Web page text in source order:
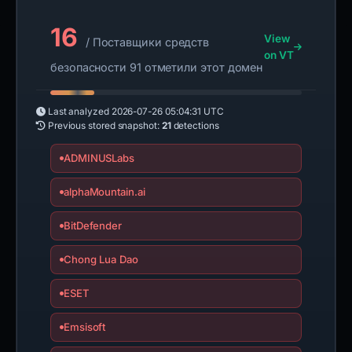
16
/ Поставщики средств
безопасности 91 отметили этот домен
View
on VT
Last analyzed 2026-07-26 05:04:31 UTC
Previous stored snapshot: 21detections
ADMINUSLabs
alphaMountain.ai
BitDefender
Chong Lua Dao
ESET
Emsisoft